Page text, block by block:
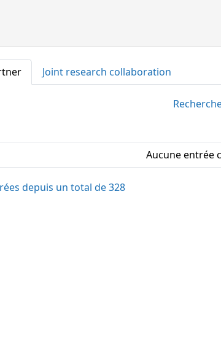
Joint research collaboration
Aucune entrée
depuis un total de 328